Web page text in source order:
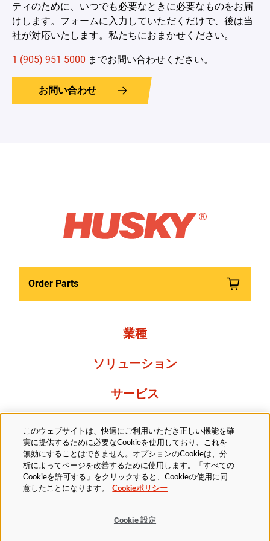
ティのために、いつでも必要なときに必要なものをお届
けします。フォームに入力していただくだけで、後は当
社が対応いたします。私たちにおまかせください。
1 (905) 951 5000 までお問い合わせください。
お問い合わせ
Order Parts
業種
ソリューション
サービス
Resources
当社について
このウェブサイトは、快適にご利用いただき正しい機能を確
実に提供するために必要なCookieを使用しており、これを
無効にすることはできません。オプションのCookieは、分
析によってページを改善するために使用します。「すべての
Cookieを許可する」をクリックすると、Cookieの使用に同
意したことになります。
Cookieポリシー
Cookie 設定